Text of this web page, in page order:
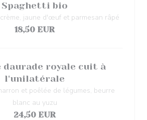
Spaghetti bio
jaune d'œuf et parmesan râpé
18,50 EUR
daurade royale cuit à
l'unilatérale
et poêlée de légumes, beurre
blanc au yuzu
24,50 EUR